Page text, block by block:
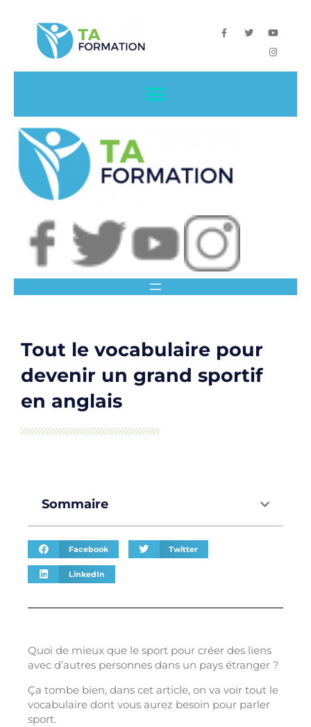
Tout le vocabulaire pour
devenir un grand sportif
en anglais
Sommaire
Facebook Twitter
LinkedIn
Quoi de mieux que le sport pour créer des liens
avec d’autres personnes dans un pays étranger ?
Ça tombe bien, dans cet article, on va voir tout le
vocabulaire dont vous aurez besoin pour parler
sport.